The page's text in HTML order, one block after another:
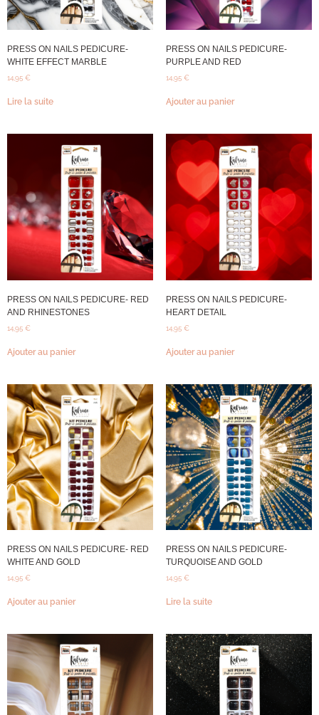
PRESS ON NAILS PEDICURE-
WHITE EFFECT MARBLE
14,95 €
Lire la suite
PRESS ON NAILS PEDICURE-
PURPLE AND RED
14,95 €
Ajouter au panier
PRESS ON NAILS PEDICURE- RED
AND RHINESTONES
14,95 €
Ajouter au panier
PRESS ON NAILS PEDICURE-
HEART DETAIL
14,95 €
Ajouter au panier
PRESS ON NAILS PEDICURE- RED
WHITE AND GOLD
14,95 €
Ajouter au panier
PRESS ON NAILS PEDICURE-
TURQUOISE AND GOLD
14,95 €
Lire la suite